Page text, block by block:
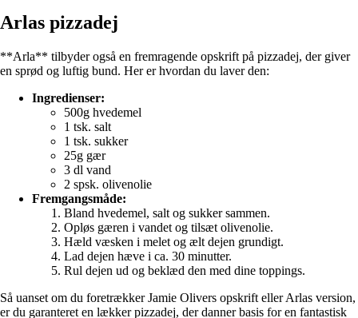
Arlas pizzadej
**Arla** tilbyder også en fremragende opskrift på pizzadej, der giver
en sprød og luftig bund. Her er hvordan du laver den:
Ingredienser:
500g hvedemel
1 tsk. salt
1 tsk. sukker
25g gær
3 dl vand
2 spsk. olivenolie
Fremgangsmåde:
Bland hvedemel, salt og sukker sammen.
Opløs gæren i vandet og tilsæt olivenolie.
Hæld væsken i melet og ælt dejen grundigt.
Lad dejen hæve i ca. 30 minutter.
Rul dejen ud og beklæd den med dine toppings.
Så uanset om du foretrækker Jamie Olivers opskrift eller Arlas version,
er du garanteret en lækker pizzadej, der danner basis for en fantastisk